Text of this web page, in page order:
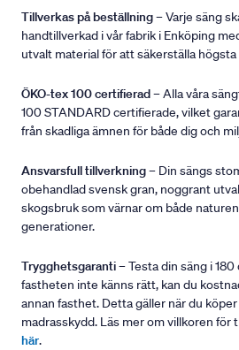
Tillverkas på beställning– Varje säng
handtillverkad i vår fabrik i Enköping
utvalt material för att säkerställa
ÖKO-tex 100 certifierad– Alla våra
100 STANDARD certifierade, vilket
från skadliga ämnen för både dig och
Ansvarsfull tillverkning– Din sängs
obehandlad svensk gran, noggrant
skogsbruk som värnar om både
generationer.
Trygghetsgaranti– Testa din säng i 180
fastheten inte känns rätt, kan du
annan fasthet. Detta gäller när du
madrasskydd. Läs mer om villkoren för
här.